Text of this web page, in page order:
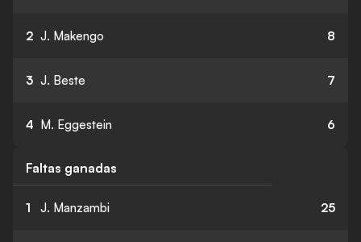
2 J. Makengo 8
3 J. Beste 7
4 M. Eggestein 6
Faltas ganadas
1 J. Manzambi 25